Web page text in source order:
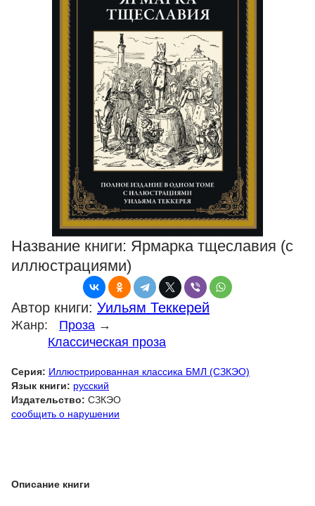
Название книги: Ярмарка тщеславия (с
иллюстрациями)
Автор книги: Уильям Теккерей
Жанр: Проза →
Классическая проза
Серия: Иллюстрированная классика БМЛ (СЗКЭО)
Язык книги: русский
Издательство: СЗКЭО
сообщить о нарушении
Описание книги